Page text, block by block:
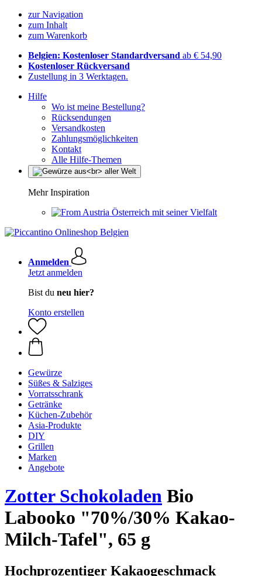
zur Navigation
zum Inhalt
zum Warenkorb
Belgien: Kostenloser Standardversand ab € 54,90
Kostenloser Rückversand
Zustellung in 3 Werktagen.
Hilfe
Wo ist meine Bestellung?
Rücksendungen
Versandkosten
Zahlungsmöglichkeiten
Kontakt
Alle Hilfe-Themen
Mehr Inspiration
Österreich mit seiner Vielfalt
Anmelden
Jetzt anmelden
Bist du neu hier?
Konto erstellen
Gewürze
Süßes & Salziges
Vorratsschrank
Getränke
Küchen-Zubehör
Asia-Produkte
DIY
Grillen
Marken
Angebote
Zotter Schokoladen Bio
Labooko "70%/30% Kakao-
Milch-Tafel", 65 g
Hochprozentiger Kakaogeschmack